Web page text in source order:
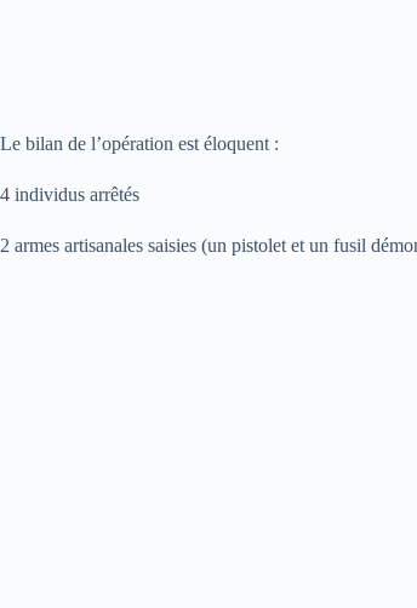
Le bilan de l’opération est éloquent :
4 individus arrêtés
2 armes artisanales saisies (un pistolet et un fusil